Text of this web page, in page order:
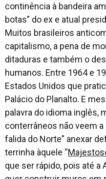
continência à bandeira
botas” do ex e atual
Muitos brasileiros
capitalismo, a pena de
ditaduras e também o
humanos. Entre 1964 e
Estados Unidos que
Palácio do Planalto. E
palavra do idioma inglês,
conterrâneos não veem a
falida do Norte” anexar
terrinha àquele “
que ser rápido, pois até a